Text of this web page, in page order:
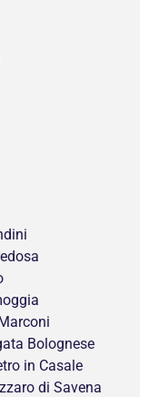
Bolognese
in Casale
di Savena